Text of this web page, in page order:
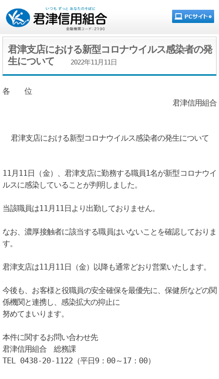
君津支店における新型コロナウイルス感染者の発
生について
2022年11月11日
各 位
君津信用組合
君津支店における新型コロナウイルス感染者の発生について
11月11日（金）、君津支店に勤務する職員1名が新型コロナウイ
ルスに感染していることが判明しました。
当該職員は11月11日より出勤しておりません。
なお、濃厚接触者に該当する職員はいないことを確認しておりま
す。
君津支店は11月11日（金）以降も通常どおり営業いたします。
今後も、お客様と役職員の安全確保を最優先に、保健所などの関
係機関と連携し、感染拡大の抑止に
努めてまいります。
本件に関するお問い合わせ先
君津信用組合 総務課
TEL 0438-20-1122（平日9：00～17：00）